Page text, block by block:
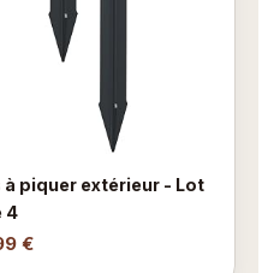
piquer extérieur - Lot
4
€